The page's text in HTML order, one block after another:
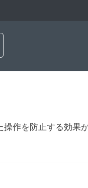
作を防止する効果